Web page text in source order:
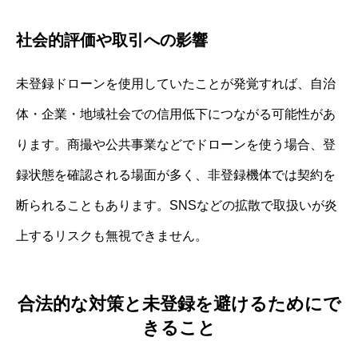
社会的評価や取引への影響
未登録ドローンを使用していたことが発覚すれば、自治
体・企業・地域社会での信用低下につながる可能性があ
ります。商撮や公共事業などでドローンを使う場合、登
録状態を確認される場面が多く、非登録機体では契約を
断られることもあります。SNSなどの拡散で取扱いが炎
上するリスクも無視できません。
合法的な対策と未登録を避けるためにで
きること